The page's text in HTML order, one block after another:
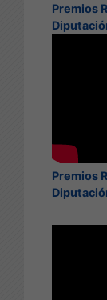
Premios
Premios